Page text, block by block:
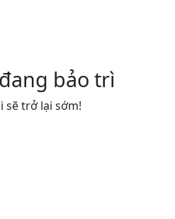
bảo trì
sẽ trở lại sớm!